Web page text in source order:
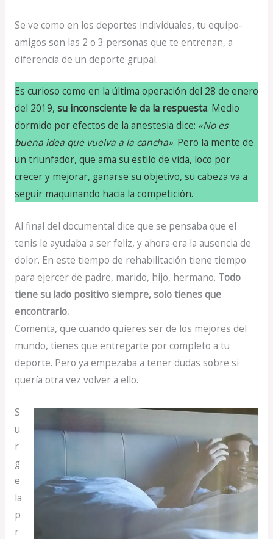
Se ve como en los deportes individuales, tu equipo-
amigos son las 2 o 3 personas que te entrenan, a
diferencia de un deporte grupal.
Es curioso como en la última operación del 28 de enero
del 2019, su inconsciente le da la respuesta. Medio
dormido por efectos de la anestesia dice: «No es
buena idea que vuelva a la cancha». Pero la mente de
un triunfador, que ama su estilo de vida, loco por
crecer y mejorar, ganarse su objetivo, su cabeza va a
seguir maquinando hacia la competición.
Al final del documental dice que se pensaba que el
tenis le ayudaba a ser feliz, y ahora era la ausencia de
dolor. En este tiempo de rehabilitación tiene tiempo
para ejercer de padre, marido, hijo, hermano. Todo
tiene su lado positivo siempre, solo tienes que
encontrarlo.
Comenta, que cuando quieres ser de los mejores del
mundo, tienes que entregarte por completo a tu
deporte. Pero ya empezaba a tener dudas sobre si
quería otra vez volver a ello.
S
u
r
g
e
la
p
r